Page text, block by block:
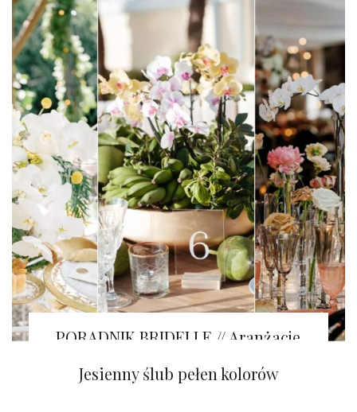
PORADNIK BRIDELLE // Aranżacje
Leśny ślub z nieoczywistą aranżacją
Jesienny ślub pełen kolorów